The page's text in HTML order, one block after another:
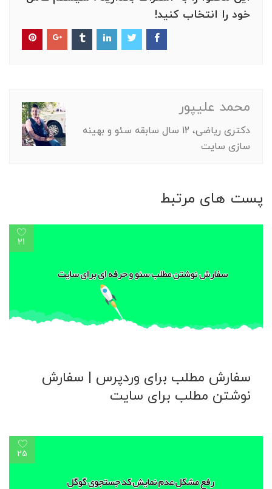
خود را انتخاب کنید!
محمد علیپور
دکتری ریاضی، 12 سال سابقه سئو و بهینه
سازی سایت
پست های مرتبط
21
سفارش مطلب برای وردپرس |‌ سفارش
نوشتن مطلب برای سایت
25